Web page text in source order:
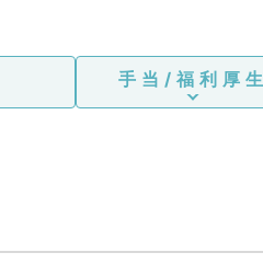
手当/福利厚生